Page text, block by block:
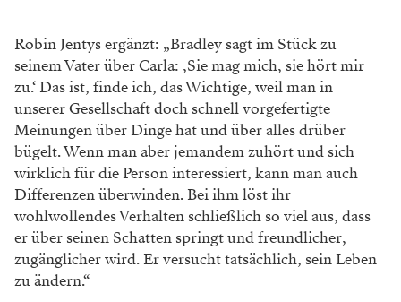
Robin Jentys ergänzt: „Bradley sagt im Stück zu
seinem Vater über Carla: ‚Sie mag mich, sie hört mir
zu.‘ Das ist, finde ich, das Wichtige, weil man in
unserer Gesellschaft doch schnell vorgefertigte
Meinungen über Dinge hat und über alles drüber
bügelt. Wenn man aber jemandem zuhört und sich
wirklich für die Person interessiert, kann man auch
Differenzen überwinden. Bei ihm löst ihr
wohlwollendes Verhalten schließlich so viel aus, dass
er über seinen Schatten springt und freundlicher,
zugänglicher wird. Er versucht tatsächlich, sein Leben
zu ändern.“